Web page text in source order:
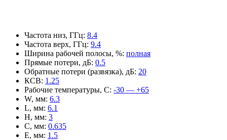
Частота низ, ГГц: 8.4
Частота верх, ГГц: 9.4
Ширина рабочей полосы, %: полная
Прямые потери, дБ: 0.5
Обратные потери (развязка), дБ: 20
КСВ: 1.25
Рабочие температуры, С: -30 — +65
W, мм: 6.3
L, мм: 6.1
H, мм: 3
C, мм: 0.635
E, мм: 1.5